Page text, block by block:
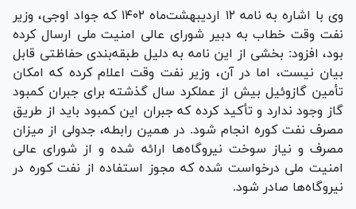
وی با اشاره به نامه ۱۲ اردیبهشت‌ماه ۱۴۰۲ که جواد اوجی، وزیر
نفت وقت خطاب به دبیر شورای عالی امنیت ملی ارسال کرده
بود، افزود: بخشی از این نامه به دلیل طبقه‌بندی حفاظتی قابل
بیان نیست، اما در آن، وزیر نفت وقت اعلام کرده که امکان
تأمین گازوئیل بیش از عملکرد سال گذشته برای جبران کمبود
گاز وجود ندارد و تأکید کرده که جبران این کمبود باید از طریق
مصرف نفت کوره انجام شود. در همین رابطه، جدولی از میزان
مصرف و نیاز سوخت نیروگاه‌ها ارائه شده و از شورای عالی
امنیت ملی درخواست شده که مجوز استفاده از نفت کوره در
نیروگاه‌ها صادر شود.